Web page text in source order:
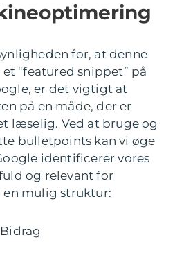
for, at denne
“featured snippet” på
er det vigtigt at
på en måde, der er
læselig. Ved at bruge og
bulletpoints kan vi øge
identificerer vores
og relevant for
en mulig struktur: